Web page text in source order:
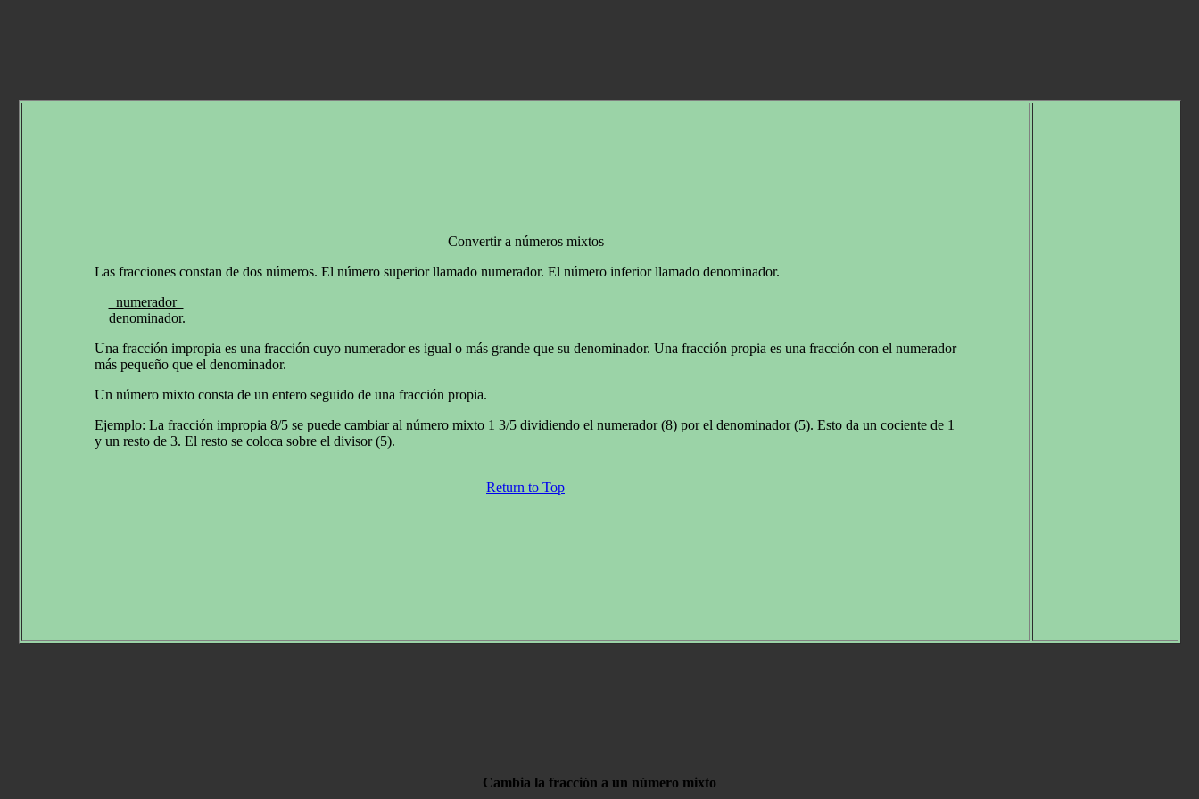
Convertir a números mixtos
Las fracciones constan de dos números. El número superior llamado numerador. El número inferior llamado denominador.
numerador
denominador.
Una fracción impropia es una fracción cuyo numerador es igual o más grande que su denominador. Una fracción propia es una fracción con el numerador
más pequeño que el denominador.
Un número mixto consta de un entero seguido de una fracción propia.
Ejemplo: La fracción impropia 8/5 se puede cambiar al número mixto 1 3/5 dividiendo el numerador (8) por el denominador (5). Esto da un cociente de 1
y un resto de 3. El resto se coloca sobre el divisor (5).
Return to Top
Cambia la fracción a un número mixto